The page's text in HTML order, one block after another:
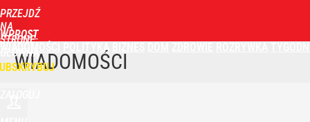
PRZEJDŹ
NA
STRONĘ
GŁÓWNĄ
WPROST
POLITYKA
WIADOMOŚCI